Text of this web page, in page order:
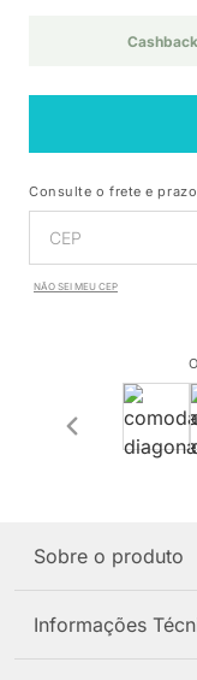
Consulte o frete e
NÃO SEI MEU CEP
Sobre o produto
Informações